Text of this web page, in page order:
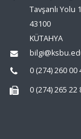
Tavşanlı Yolu
43100
KÜTAHYA
0 (274) 260 00
0 (274) 265 22